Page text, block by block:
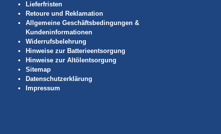
Lieferfristen
Retoure und Reklamation
Allgemeine Geschäftsbedingungen &
Kundeninformationen
Widerrufsbelehrung
Hinweise zur Batterieentsorgung
Hinweise zur Altölentsorgung
Sitemap
Datenschutzerklärung
Impressum